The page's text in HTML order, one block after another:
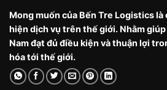
Mong muốn của Bến Tre Logistics
hiện dịch vụ trên thế giới. Nhằm
Nam đạt đủ điều kiện và thuận lợi
hóa tới thế giới.